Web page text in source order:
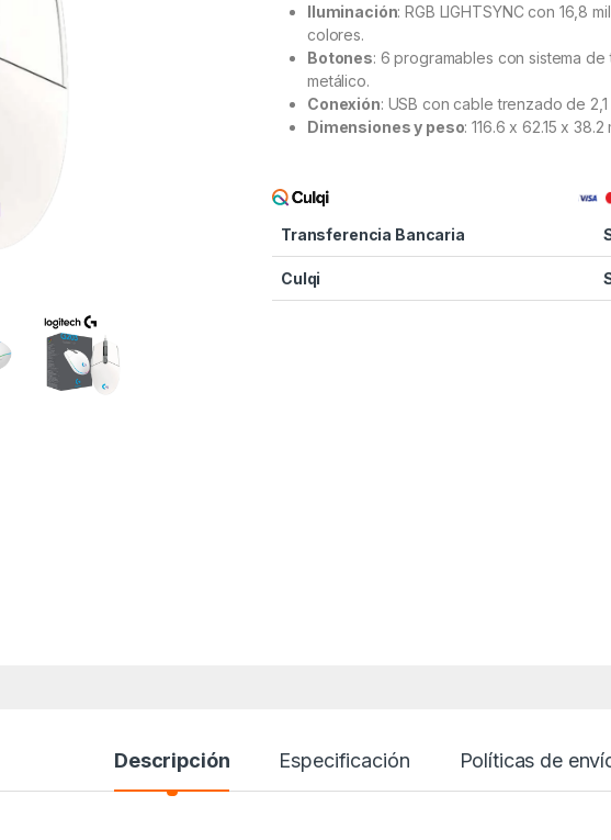
Iluminación: RGB LIGHTSYNC con 16,8
colores.
Botones: 6 programables con sistema de
metálico.
Conexión: USB con cable trenzado de 2,1
Dimensiones y peso: 116.6 x 62.15 x 38.2
Transferencia Bancaria
Culqi
Descripción Especificación Políticas de